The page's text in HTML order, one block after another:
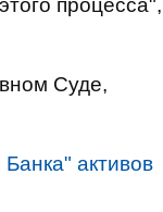
процесса",
Суде,
активов